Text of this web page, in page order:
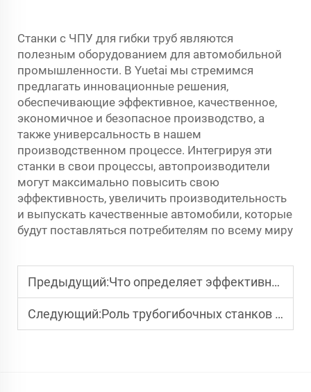
Станки с ЧПУ для гибки труб являются
полезным оборудованием для автомобильной
промышленности. В Yuetai мы стремимся
предлагать инновационные решения,
обеспечивающие эффективное, качественное,
экономичное и безопасное производство, а
также универсальность в нашем
производственном процессе. Интегрируя эти
станки в свои процессы, автопроизводители
могут максимально повысить свою
эффективность, увеличить производительность
и выпускать качественные автомобили, которые
будут поставляться потребителям по всему миру
Предыдущий:Что определяет эффективность гидравлического станка для гибки труб?
Следующий:Роль трубогибочных станков в крупномасштабных строительных проектах